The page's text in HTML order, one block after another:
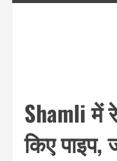
Shamli में
किए पाइप,